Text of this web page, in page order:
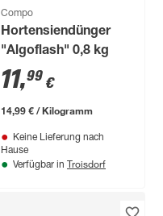
Compo
Hortensiendünger
"Algoflash" 0,8 kg
11,99 €
14,99 € / Kilogramm
Keine Lieferung nach
Hause
Verfügbar in Troisdorf